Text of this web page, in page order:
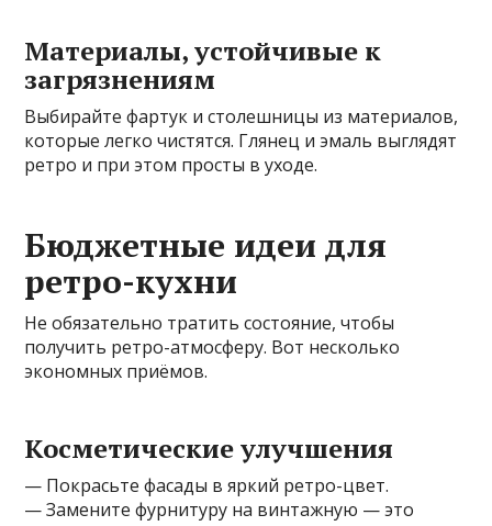
Материалы, устойчивые к
загрязнениям
Выбирайте фартук и столешницы из материалов,
которые легко чистятся. Глянец и эмаль выглядят
ретро и при этом просты в уходе.
Бюджетные идеи для
ретро-кухни
Не обязательно тратить состояние, чтобы
получить ретро-атмосферу. Вот несколько
экономных приёмов.
Косметические улучшения
— Покрасьте фасады в яркий ретро-цвет.
— Замените фурнитуру на винтажную — это